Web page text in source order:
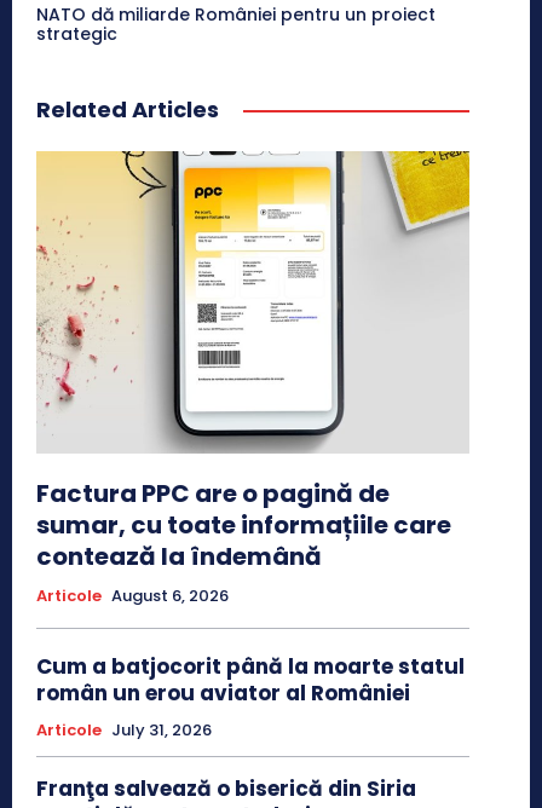
NATO dă miliarde României pentru un proiect
strategic
Related Articles
Factura PPC are o pagină de
sumar, cu toate informațiile care
contează la îndemână
Articole August 6, 2026
Cum a batjocorit până la moarte statul
român un erou aviator al României
Articole July 31, 2026
Franţa salvează o biserică din Siria